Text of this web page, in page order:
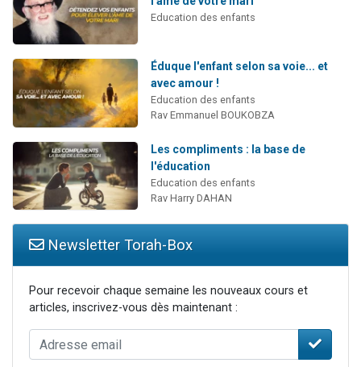
Education des enfants
Éduque l'enfant selon sa voie... et
avec amour !
Education des enfants
Rav Emmanuel BOUKOBZA
Les compliments : la base de
l'éducation
Education des enfants
Rav Harry DAHAN
Newsletter Torah-Box
Pour recevoir chaque semaine les nouveaux cours et
articles, inscrivez-vous dès maintenant :